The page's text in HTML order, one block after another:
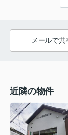
メールで共
近隣の物件